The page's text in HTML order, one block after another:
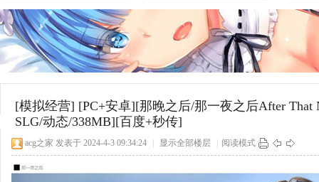
[模拟经营] [PC+安卓][那晚之后/那一夜之后After
SLG/动态/338MB][百度+秒传]
acg之家 发表于 2024-4-3 09:34:24 显示全部楼层 阅读模式